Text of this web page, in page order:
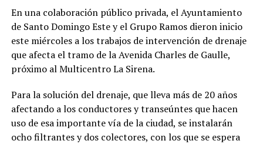
En una colaboración público privada, el Ayuntamiento
de Santo Domingo Este y el Grupo Ramos dieron inicio
este miércoles a los trabajos de intervención de drenaje
que afecta el tramo de la Avenida Charles de Gaulle,
próximo al Multicentro La Sirena.
Para la solución del drenaje, que lleva más de 20 años
afectando a los conductores y transeúntes que hacen
uso de esa importante vía de la ciudad, se instalarán
ocho filtrantes y dos colectores, con los que se espera